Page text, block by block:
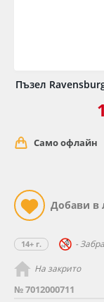
Пъзел
№ 7012000711
14+ г. -
На закрито
Само офлайн